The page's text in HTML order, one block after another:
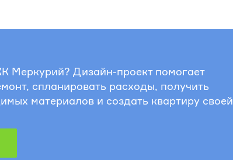
Меркурий? Дизайн-проект помогает
спланировать расходы, получить
материалов и создать квартиру своей